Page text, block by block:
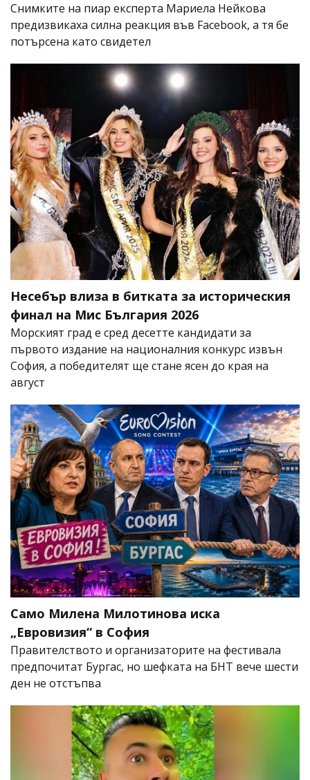
Снимките на пиар експерта Мариела Нейкова
предизвикаха силна реакция във Facebook, а тя бе
потърсена като свидетел
Несебър влиза в битката за историческия
финал на Мис България 2026
Морският град е сред десетте кандидати за
първото издание на националния конкурс извън
София, а победителят ще стане ясен до края на
август
Само Милена Милотинова иска
„Евровизия“ в София
Правителството и организаторите на фестивала
предпочитат Бургас, но шефката на БНТ вече шести
ден не отстъпва